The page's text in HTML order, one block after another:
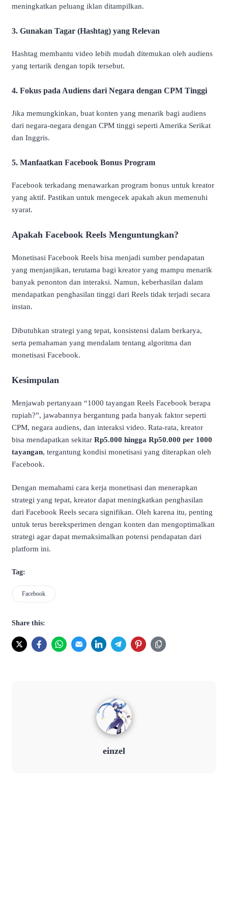
meningkatkan peluang iklan ditampilkan.
3. Gunakan Tagar (Hashtag) yang Relevan
Hashtag membantu video lebih mudah ditemukan oleh audiens
yang tertarik dengan topik tersebut.
4. Fokus pada Audiens dari Negara dengan CPM Tinggi
Jika memungkinkan, buat konten yang menarik bagi audiens
dari negara-negara dengan CPM tinggi seperti Amerika Serikat
dan Inggris.
5. Manfaatkan Facebook Bonus Program
Facebook terkadang menawarkan program bonus untuk kreator
yang aktif. Pastikan untuk mengecek apakah akun memenuhi
syarat.
Apakah Facebook Reels Menguntungkan?
Monetisasi Facebook Reels bisa menjadi sumber pendapatan
yang menjanjikan, terutama bagi kreator yang mampu menarik
banyak penonton dan interaksi. Namun, keberhasilan dalam
mendapatkan penghasilan tinggi dari Reels tidak terjadi secara
instan.
Dibutuhkan strategi yang tepat, konsistensi dalam berkarya,
serta pemahaman yang mendalam tentang algoritma dan
monetisasi Facebook.
Kesimpulan
Menjawab pertanyaan “1000 tayangan Reels Facebook berapa
rupiah?”, jawabannya bergantung pada banyak faktor seperti
CPM, negara audiens, dan interaksi video. Rata-rata, kreator
bisa mendapatkan sekitar Rp5.000 hingga Rp50.000 per 1000
tayangan, tergantung kondisi monetisasi yang diterapkan oleh
Facebook.
Dengan memahami cara kerja monetisasi dan menerapkan
strategi yang tepat, kreator dapat meningkatkan penghasilan
dari Facebook Reels secara signifikan. Oleh karena itu, penting
untuk terus bereksperimen dengan konten dan mengoptimalkan
strategi agar dapat memaksimalkan potensi pendapatan dari
platform ini.
Tag:
Facebook
Share this:
einzel